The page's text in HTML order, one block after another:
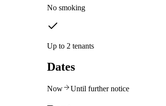
No smoking
Up to 2 tenants
Dates
Now Until further notice